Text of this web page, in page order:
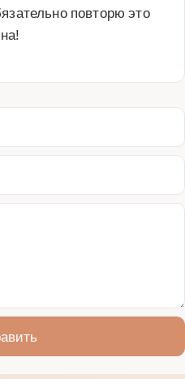
повторю это